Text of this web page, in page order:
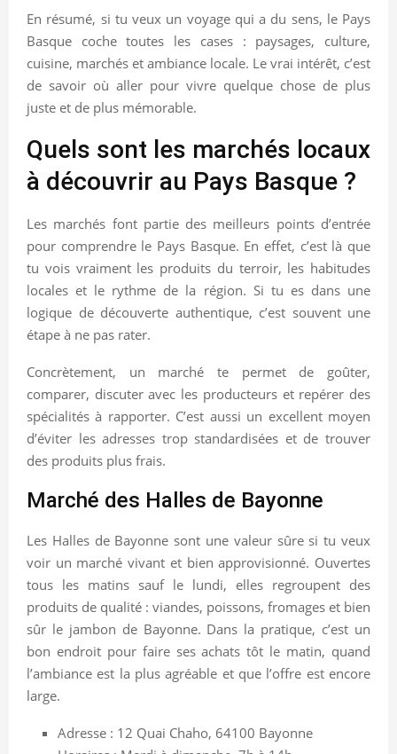
En résumé, si tu veux un voyage qui a du sens, le Pays
Basque coche toutes les cases : paysages, culture,
cuisine, marchés et ambiance locale. Le vrai intérêt, c’est
de savoir où aller pour vivre quelque chose de plus
juste et de plus mémorable.
Quels sont les marchés locaux
à découvrir au Pays Basque ?
Les marchés font partie des meilleurs points d’entrée
pour comprendre le Pays Basque. En effet, c’est là que
tu vois vraiment les produits du terroir, les habitudes
locales et le rythme de la région. Si tu es dans une
logique de découverte authentique, c’est souvent une
étape à ne pas rater.
Concrètement, un marché te permet de goûter,
comparer, discuter avec les producteurs et repérer des
spécialités à rapporter. C’est aussi un excellent moyen
d’éviter les adresses trop standardisées et de trouver
des produits plus frais.
Marché des Halles de Bayonne
Les Halles de Bayonne sont une valeur sûre si tu veux
voir un marché vivant et bien approvisionné. Ouvertes
tous les matins sauf le lundi, elles regroupent des
produits de qualité : viandes, poissons, fromages et bien
sûr le jambon de Bayonne. Dans la pratique, c’est un
bon endroit pour faire ses achats tôt le matin, quand
l’ambiance est la plus agréable et que l’offre est encore
large.
Adresse : 12 Quai Chaho, 64100 Bayonne